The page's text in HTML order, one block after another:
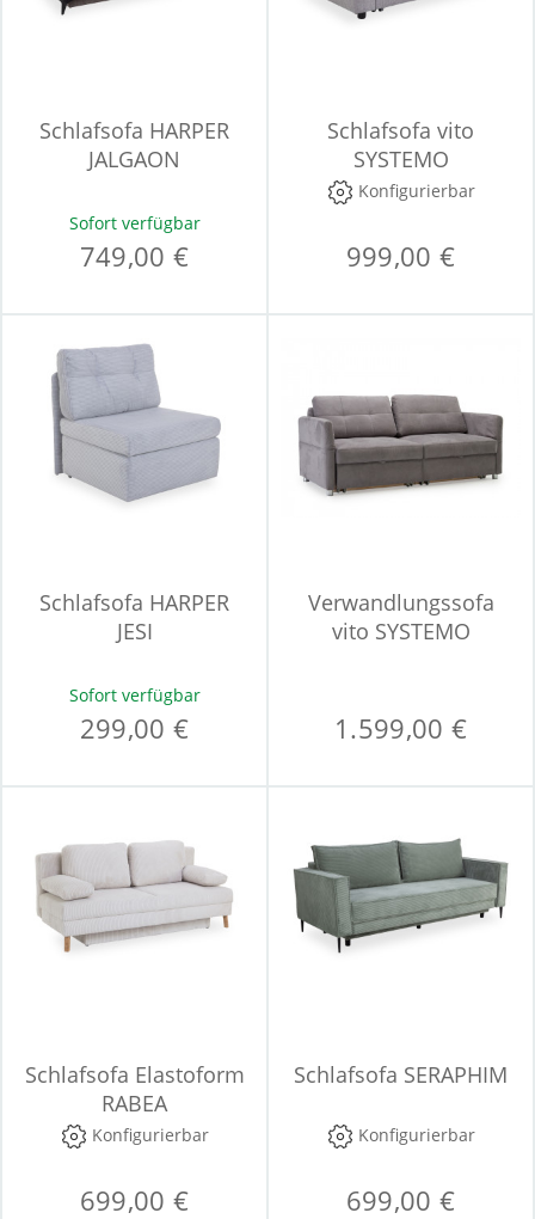
Schlafsofa HARPER
JALGAON
Sofort verfügbar
749,00 €
Schlafsofa vito
SYSTEMO
Konfigurierbar
999,00 €
Schlafsofa HARPER
JESI
Sofort verfügbar
299,00 €
Verwandlungssofa
vito SYSTEMO
1.599,00 €
Schlafsofa Elastoform
RABEA
Konfigurierbar
699,00 €
Schlafsofa SERAPHIM
Konfigurierbar
699,00 €